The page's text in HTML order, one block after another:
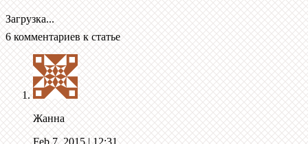
Загрузка...
6 комментариев к статье
Жанна